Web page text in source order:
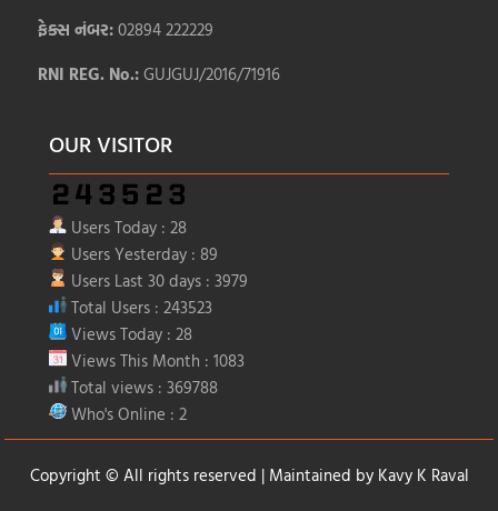
ફેક્સ નંબર:02894 222229
RNI REG. No.:GUJGUJ/2016/71916
OUR VISITOR
Users Today : 28
Users Yesterday : 89
Users Last 30 days : 3979
Total Users : 243523
Views Today : 28
Views This Month : 1083
Total views : 369788
Who's Online : 2
Copyright © All rights reserved | Maintained by Kavy K Raval